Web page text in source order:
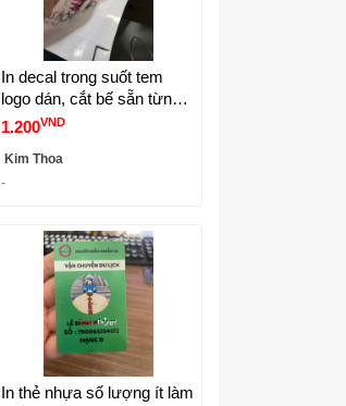
In decal trong suốt tem
logo dán, cắt bế sẵn từng
tem dễ lột dán -
1.200VND
Kim Thoa
-
In thẻ nhựa số lượng ít làm